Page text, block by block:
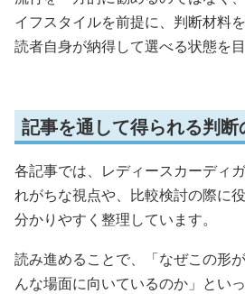
イフスタイルを前提に、判断材料
読者自身が納得して選べる状態を目
記事を通して得られる判
各記事では、レディースカーディ
れがちな視点や、比較検討の際に
分かりやすく整理しています。
読み進めることで、「なぜこの形
んな場面に向いているのか」とい